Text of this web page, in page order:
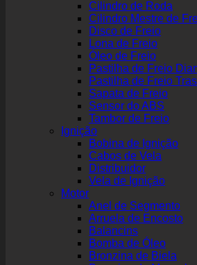
Cilindro de Roda
Cilindro Mestre de
Disco de Freio
Lona de Freio
Óleo de Freio
Pastilha de Freio
Pastilha de Freio
Sapata de Freio
Sensor do ABS
Tambor de Freio
Ignição
Bobina de Ignição
Cabos de Vela
Distribuidor
Vela de Ignição
Motor
Anel de Segmento
Arruela de Encosto
Balancins
Bomba de Óleo
Bronzina de Biela